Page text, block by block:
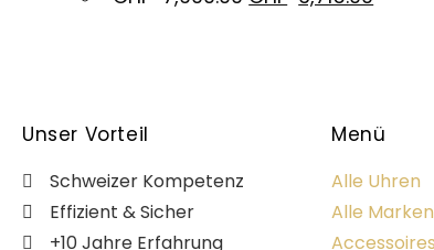
Unser Vorteil
Schweizer Kompetenz
Effizient & Sicher
+10 Jahre Erfahrung
Menü
Alle Uhren
Alle Marken
Accessoires